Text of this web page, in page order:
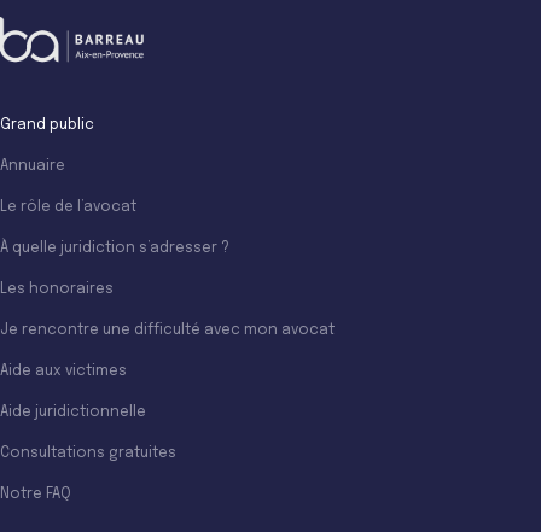
Grand public
Annuaire
Le rôle de l’avocat
À quelle juridiction s’adresser ?
Les honoraires
Je rencontre une difficulté avec mon avocat
Aide aux victimes
Aide juridictionnelle
Consultations gratuites
Notre FAQ